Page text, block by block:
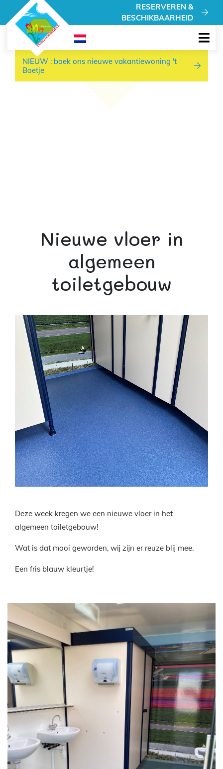
RESERVEREN &
BESCHIKBAARHEID
NIEUW : boek ons nieuwe vakantiewoning 't Boetje
NIEUW : boek ons nieuwe vakantiewoning 't
Boetje
Nieuwe vloer in
algemeen
toiletgebouw
Deze week kregen we een nieuwe vloer in het
algemeen toiletgebouw!
Wat is dat mooi geworden, wij zijn er reuze blij mee.
Een fris blauw kleurtje!